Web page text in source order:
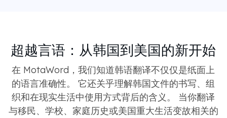
超越言语：从韩国到美国的新开始
在 MotaWord，我们知道韩语翻译不仅仅是纸面上
的语言准确性。 它还关乎理解韩国文件的书写、组
织和在现实生活中使用方式背后的含义。 当你翻译
与移民、学校、家庭历史或美国重大生活变故相关的